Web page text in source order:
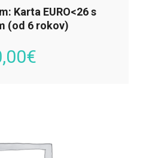
Karta EURO<26 s
(od 6 rokov)
€